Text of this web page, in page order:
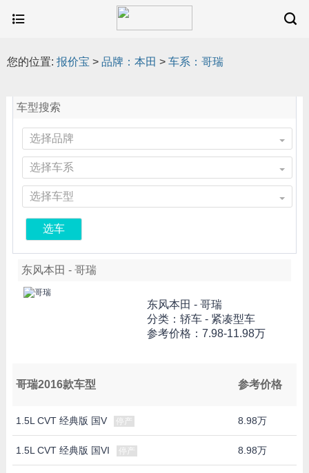
您的位置: 报价宝 > 品牌：本田 > 车系：哥瑞
车型搜索
选择品牌
选择车系
选择车型
选车
东风本田 - 哥瑞
东风本田 - 哥瑞
分类：轿车 - 紧凑型车
参考价格： 7.98-11.98万
哥瑞2016款车型 参考价格
1.5L CVT 经典版 国V 停产 8.98万
1.5L CVT 经典版 国VI 停产 8.98万